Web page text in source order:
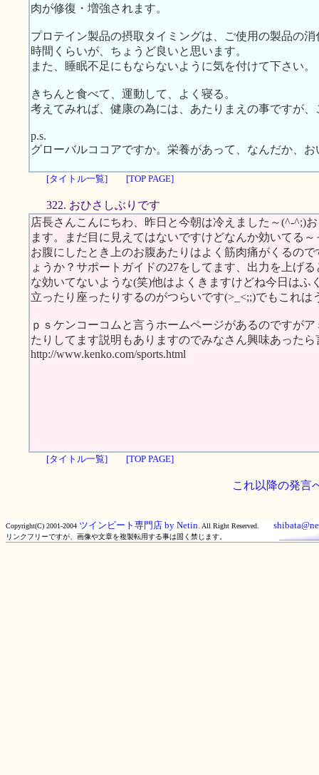
肉が修復・増強されます。
プロテイン製品の摂取タイミングは、ご使用の製品の
時間くらいが、ちょうど良いと思います。
また、睡眠不足にもならないように気を付けて下さい。
きちんと食べて、運動して、よく寝る。
考えてみれば、健康の為には、あたりまえの事ですが
p.s.
グローバルココアですか。栄養があって、なんだか、
[タイトル一覧] [TOP PAGE]
322. おひさしぶりです
店長さんこんにちわ、昨日と今朝は冷えました～(^-^;)
ます。まだ目に見えてはないですけどなんか効いてる
お腹にしたとき上のお腹あたりはよく筋肉痛がくるの
ょうか？サポートガイドの27をしてます、出力を上げ
な効いてないような(笑)他はよくきますけどね今日はふ
立ったり座ったりするのがつらいです(>_<;;)でもこれ
ｐｓケンコーコムと言うホームページがあるのですが
たりしてます説明もありますのでみなさん興味あった
http://www.kenko.com/sports.html
[タイトル一覧] [TOP PAGE]
これ以降の発言
Copyright(C) 2001-2004 ツインビート専門店 by Netin. All Right Reserved.
リンクフリーですが、画像や文章を複製転用する事は固く禁じます。